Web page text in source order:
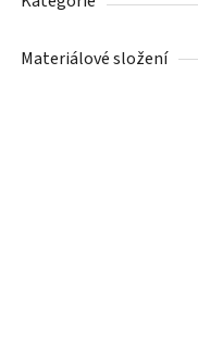
Materiálové složení